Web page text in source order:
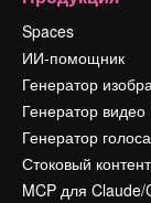
Spaces
ИИ-помощник
Генератор
Генератор
Генератор
Стоковый контент
MCP для Claude/